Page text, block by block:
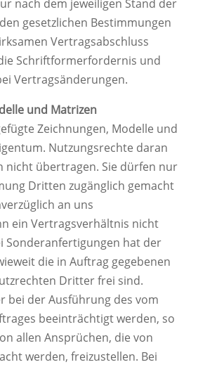
nach dem jeweiligen Stand der
gesetzlichen Bestimmungen
Vertragsabschluss
Schriftformerfordernis und
Vertragsänderungen.
und Matrizen
Zeichnungen, Modelle und
Nutzungsrechte daran
nicht übertragen. Sie dürfen nur
Dritten zugänglich gemacht
an uns
ein Vertragsverhältnis nicht
Sonderanfertigungen hat der
die in Auftrag gegebenen
Dritter frei sind.
bei der Ausführung des vom
beeinträchtigt werden, so
allen Ansprüchen, die von
werden, freizustellen. Bei